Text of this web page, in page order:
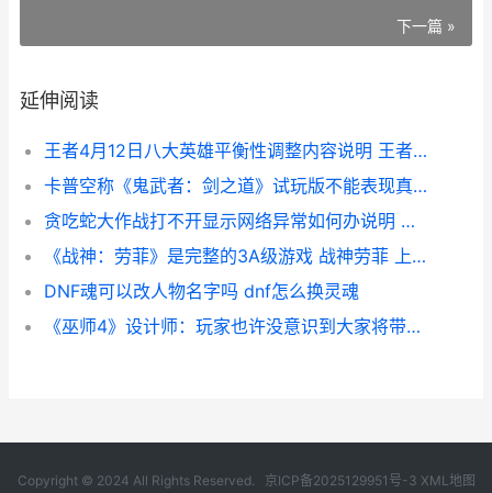
下一篇 »
延伸阅读
王者4月12日八大英雄平衡性调整内容说明 王者荣耀4.8号
卡普空称《鬼武者：剑之道》试玩版不能表现真正性能 卡普空整活
贪吃蛇大作战打不开显示网络异常如何办说明 贪吃蛇大作战打游戏
《战神：劳菲》是完整的3A级游戏 战神劳菲 上市时间
DNF魂可以改人物名字吗 dnf怎么换灵魂
《巫师4》设计师：玩家也许没意识到大家将带来啥子 巫师4 知乎
Copyright © 2024 All Rights Reserved. 京ICP备2025129951号-3 XML地图